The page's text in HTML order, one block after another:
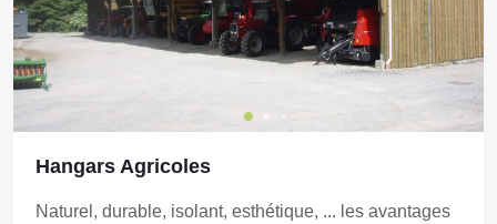
Hangars Agricoles
Naturel, durable, isolant, esthétique, ... les avantages